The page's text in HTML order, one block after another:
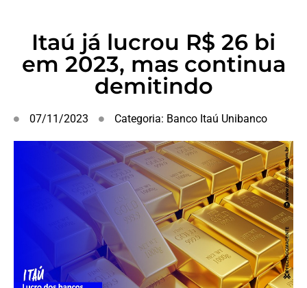
Itaú já lucrou R$ 26 bi
em 2023, mas continua
demitindo
07/11/2023 Categoria: Banco Itaú Unibanco